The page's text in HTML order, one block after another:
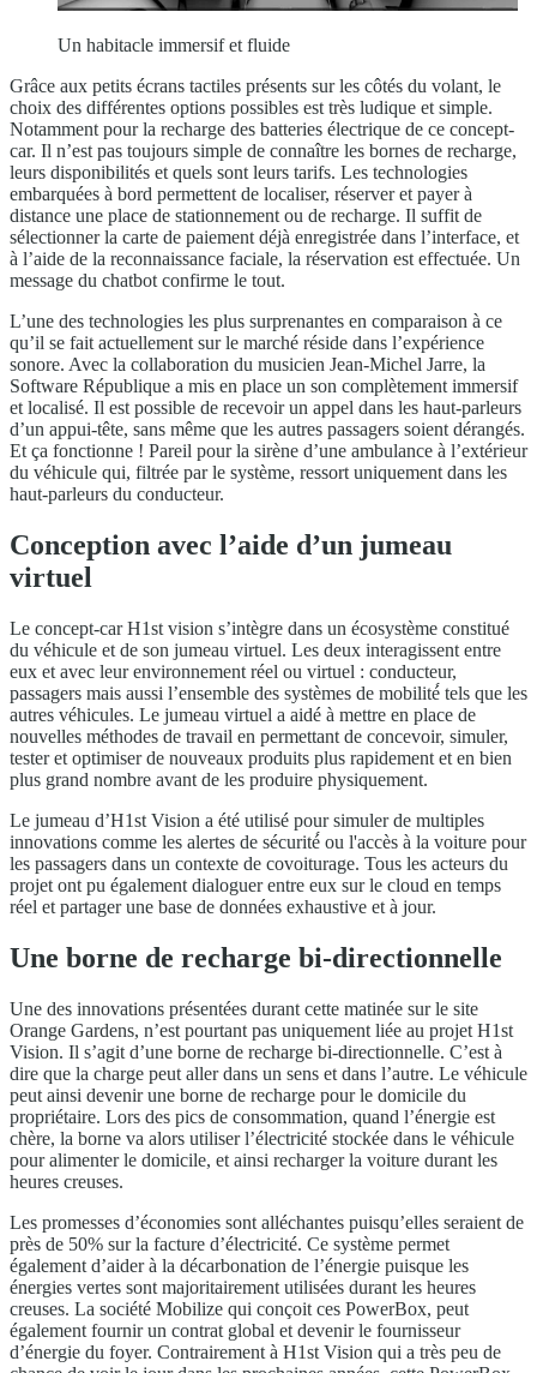
Un habitacle immersif et fluide
Grâce aux petits écrans tactiles présents sur les côtés du volant, le
choix des différentes options possibles est très ludique et simple.
Notamment pour la recharge des batteries électrique de ce concept-
car. Il n’est pas toujours simple de connaître les bornes de recharge,
leurs disponibilités et quels sont leurs tarifs. Les technologies
embarquées à bord permettent de localiser, réserver et payer à
distance une place de stationnement ou de recharge. Il suffit de
sélectionner la carte de paiement déjà enregistrée dans l’interface, et
à l’aide de la reconnaissance faciale, la réservation est effectuée. Un
message du chatbot confirme le tout.
L’une des technologies les plus surprenantes en comparaison à ce
qu’il se fait actuellement sur le marché réside dans l’expérience
sonore. Avec la collaboration du musicien Jean-Michel Jarre, la
Software République a mis en place un son complètement immersif
et localisé. Il est possible de recevoir un appel dans les haut-parleurs
d’un appui-tête, sans même que les autres passagers soient dérangés.
Et ça fonctionne ! Pareil pour la sirène d’une ambulance à l’extérieur
du véhicule qui, filtrée par le système, ressort uniquement dans les
haut-parleurs du conducteur.
Conception avec l’aide d’un jumeau
virtuel
Le concept-car H1st vision s’intègre dans un écosystème constitué
du véhicule et de son jumeau virtuel. Les deux interagissent entre
eux et avec leur environnement réel ou virtuel : conducteur,
passagers mais aussi l’ensemble des systèmes de mobilité́ tels que les
autres véhicules. Le jumeau virtuel a aidé à mettre en place de
nouvelles méthodes de travail en permettant de concevoir, simuler,
tester et optimiser de nouveaux produits plus rapidement et en bien
plus grand nombre avant de les produire physiquement.
Le jumeau d’H1st Vision a été utilisé pour simuler de multiples
innovations comme les alertes de sécurité́ ou l'accès à la voiture pour
les passagers dans un contexte de covoiturage. Tous les acteurs du
projet ont pu également dialoguer entre eux sur le cloud en temps
réel et partager une base de données exhaustive et à jour.
Une borne de recharge bi-directionnelle
Une des innovations présentées durant cette matinée sur le site
Orange Gardens, n’est pourtant pas uniquement liée au projet H1st
Vision. Il s’agit d’une borne de recharge bi-directionnelle. C’est à
dire que la charge peut aller dans un sens et dans l’autre. Le véhicule
peut ainsi devenir une borne de recharge pour le domicile du
propriétaire. Lors des pics de consommation, quand l’énergie est
chère, la borne va alors utiliser l’électricité stockée dans le véhicule
pour alimenter le domicile, et ainsi recharger la voiture durant les
heures creuses.
Les promesses d’économies sont alléchantes puisqu’elles seraient de
près de 50% sur la facture d’électricité. Ce système permet
également d’aider à la décarbonation de l’énergie puisque les
énergies vertes sont majoritairement utilisées durant les heures
creuses. La société Mobilize qui conçoit ces PowerBox, peut
également fournir un contrat global et devenir le fournisseur
d’énergie du foyer. Contrairement à H1st Vision qui a très peu de